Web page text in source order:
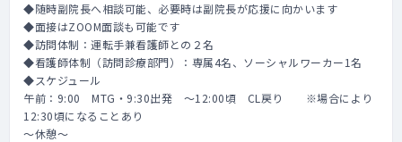
◆随時副院長へ相談可能、必要時は副院長が応援に向かいます
◆面接はZOOM面談も可能です
◆訪問体制：運転手兼看護師との２名
◆看護師体制（訪問診療部門）：専属4名、ソーシャルワーカー1名
◆スケジュール
午前：9:00 MTG・9:30出発 ～12:00頃 CL戻り ※場合により
12:30頃になることあり
～休憩～